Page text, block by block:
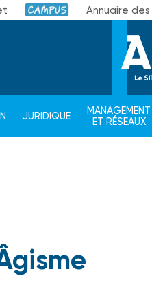
Campus Annuaire
JURIDIQUE
MANAGEMENT
ET RÉSEAUX